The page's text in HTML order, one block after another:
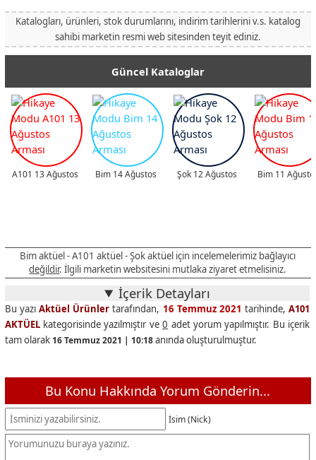
Katalogları, ürünleri, stok durumlarını, indirim tarihlerini v.s. katalog
sahibi marketin resmi web sitesinden teyit ediniz.
Güncel Kataloglar
A101 13 Ağustos Bim 14 Ağustos Şok 12 Ağustos Bim 11
Bim aktüel - A101 aktüel - Şok aktüel için incelemelerimiz bağlayıcı
değildir. İlgili marketin websitesini mutlaka ziyaret etmelisiniz.
İçerik Detayları
Bu yazıAktüel Ürünler tarafından, 16 Temmuz 2021 tarihinde,A101
AKTÜELkategorisinde yazılmıştır ve0 adet yorum yapılmıştır. Bu içerik
tam olarak 16 Temmuz 2021 | 10:18anında oluşturulmuştur.
Bu Konu Hakkında Yorum Gönderin...
İsim (Nick)